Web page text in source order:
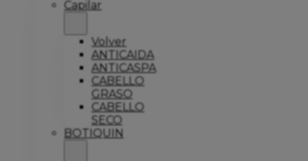
Capilar
Volver
ANTICAIDA
ANTICASPA
CABELLO
GRASO
CABELLO
SECO
BOTIQUIN